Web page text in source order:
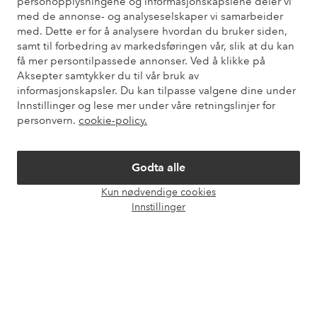
med de annonse- og analyseselskaper vi samarbeider
med. Dette er for å analysere hvordan du bruker siden,
samt til forbedring av markedsføringen vår, slik at du kan
få mer persontilpassede annonser. Ved å klikke på
Aksepter samtykker du til vår bruk av
informasjonskapsler. Du kan tilpasse valgene dine under
Innstillinger og lese mer under våre retningslinjer for
personvern. cookie-policy.
Godta alle
Kun nødvendige cookies
Innstillinger
Du finner svar på de vanligste spørsmålene i vår FAQ. Du finner
også informasjon om hvordan du kan kontakte oss.
Kundeservice Bestilling Betalingsmåte
Mine sider
Om Ellos